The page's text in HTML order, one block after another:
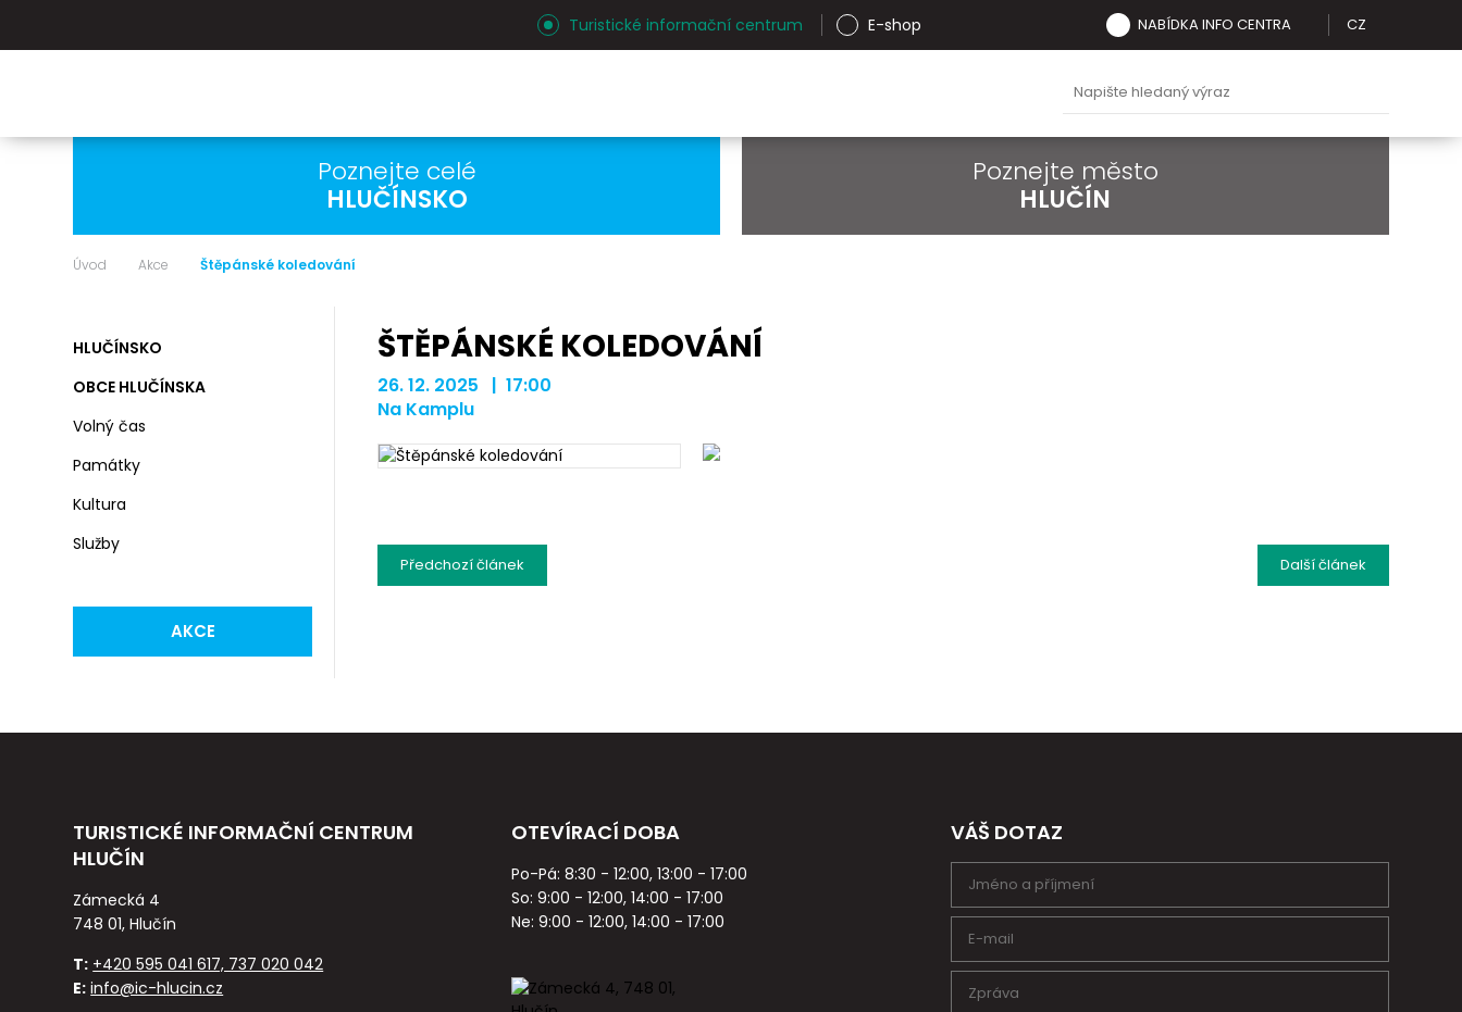
Turistické informační centrum E-shop NABÍDKA INFO CENTRA CZ
Poznejte celé
HLUČÍNSKO
Poznejte město
HLUČÍN
Úvod Akce Štěpánské koledování
HLUČÍNSKO
OBCE HLUČÍNSKA
Volný čas
Památky
Kultura
Služby
AKCE
ŠTĚPÁNSKÉ KOLEDOVÁNÍ
26. 12. 2025 | 17:00
Na Kamplu
Dalšíčlánek
Předchozíčlánek
TURISTICKÉ INFORMAČNÍ CENTRUM
HLUČÍN
Zámecká 4
748 01, Hlučín
T: +420 595 041 617, 737 020 042
E: info@ic-hlucin.cz
OTEVÍRACÍ DOBA
Po-Pá: 8:30 - 12:00, 13:00 - 17:00
So: 9:00 - 12:00, 14:00 - 17:00
Ne: 9:00 - 12:00, 14:00 - 17:00
VÁŠ DOTAZ